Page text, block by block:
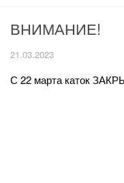
ВНИМАНИЕ!
21.03.2023
С 22 марта каток